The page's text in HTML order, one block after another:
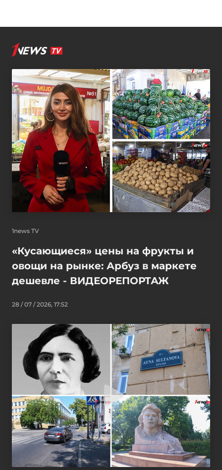
1news TV
«Кусающиеся» цены на фрукты и
овощи на рынке: Арбуз в маркете
дешевле - ВИДЕОРЕПОРТАЖ
28 / 07 / 2026, 17:52